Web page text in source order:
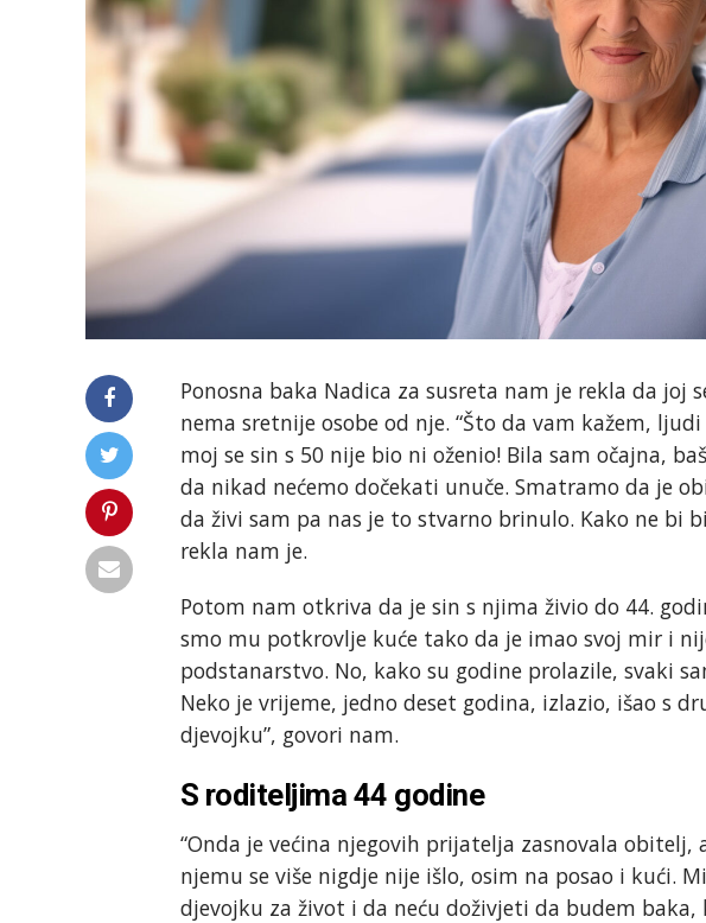
Ponosna baka Nadica za susreta nam je rekla da joj
nema sretnije osobe od nje. “Što da vam kažem,
moj se sin s 50 nije bio ni oženio! Bila sam očajna,
da nikad nećemo dočekati unuče. Smatramo da je
da živi sam pa nas je to stvarno brinulo. Kako ne bi
rekla nam je.
Potom nam otkriva da je sin s njima živio do 44.
smo mu potkrovlje kuće tako da je imao svoj mir i
podstanarstvo. No, kako su godine prolazile, svaki
Neko je vrijeme, jedno deset godina, izlazio, išao s
djevojku”, govori nam.
S roditeljima 44 godine
“Onda je većina njegovih prijatelja zasnovala obitelj,
njemu se više nigdje nije išlo, osim na posao i kući.
djevojku za život i da neću doživjeti da budem baka,